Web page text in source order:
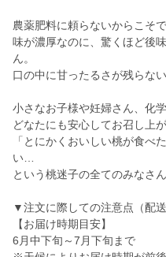
農薬肥料に頼らないからこそ
味が濃厚なのに、驚くほど後
ん。
口の中に甘ったるさが残らな
小さなお子様や妊婦さん、化
どなたにも安心してお召し上
「とにかくおいしい桃が食べ
い…
という桃迷子の全てのみなさ
▼注文に際しての注意点（配
【お届け時期目安】
6月中下旬～7月下旬まで